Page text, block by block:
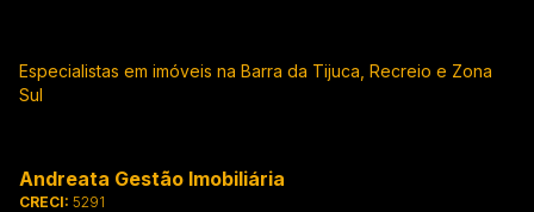
Especialistas em imóveis na Barra da Tijuca, Recreio e Zona
Sul
Andreata Gestão Imobiliária
CRECI: 5291